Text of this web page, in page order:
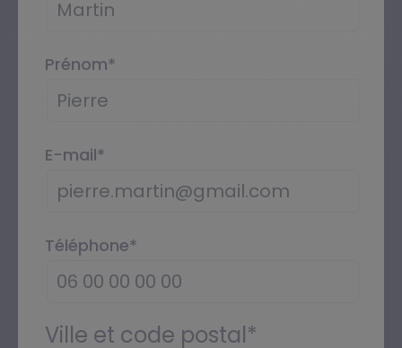
Prénom*
E-mail*
Téléphone*
Ville et code postal*